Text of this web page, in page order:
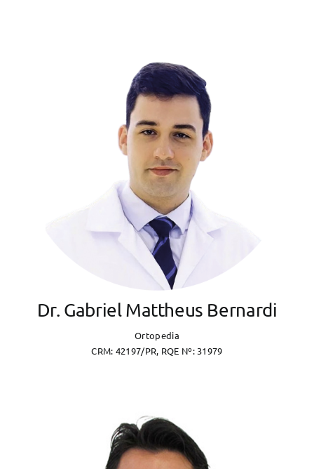
Dr. Gabriel Mattheus Bernardi
Ortopedia
CRM: 42197/PR, RQE Nº: 31979